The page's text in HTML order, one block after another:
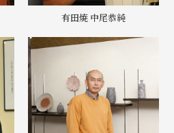
有田焼 中尾恭純